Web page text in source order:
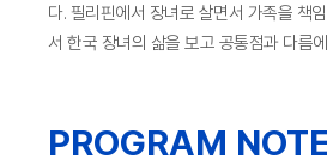
다. 필리핀에서 장녀로 살면서 가족을 책
서 한국 장녀의 삶을 보고 공통점과 다름
PROGRAM